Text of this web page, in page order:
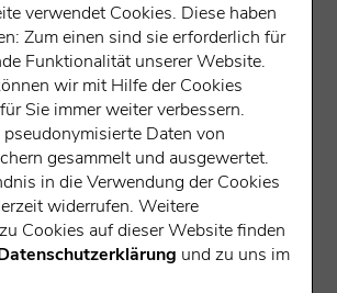
(Betrieb)
zum alten
86911 Dießen am Ammersee
verwendet Cookies. Diese haben
Zum einen sind sie erforderlich für
Funktionalität unserer Website.
wir mit Hilfe der Cookies
Sie immer weiter verbessern.
Daten von
gesammelt und ausgewertet.
in die Verwendung der Cookies
widerrufen. Weitere
Cookies auf dieser Website finden
und zu uns im